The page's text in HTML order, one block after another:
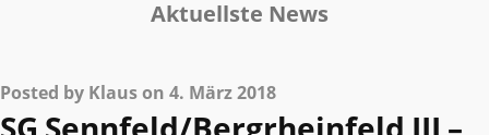
Aktuellste News
Posted by Klaus on 4. März 2018